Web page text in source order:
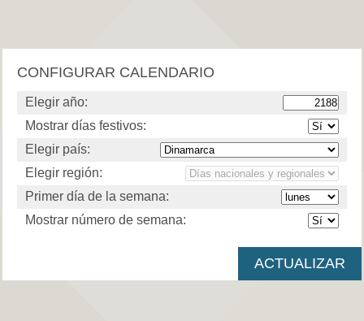
CONFIGURAR CALENDARIO
Elegir año:
Mostrar días festivos:
Elegir país:
Elegir región:
Primer día de la semana:
Mostrar número de semana: